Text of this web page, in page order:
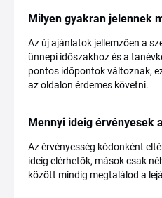
Milyen gyakran jelennek
Az új ajánlatok jellemzően a
ünnepi időszakhoz és a
pontos időpontok változnak,
az oldalon érdemes követni.
Mennyi ideig érvényesek
Az érvényesség kódonként
ideig elérhetők, mások csak
között mindig megtalálod a